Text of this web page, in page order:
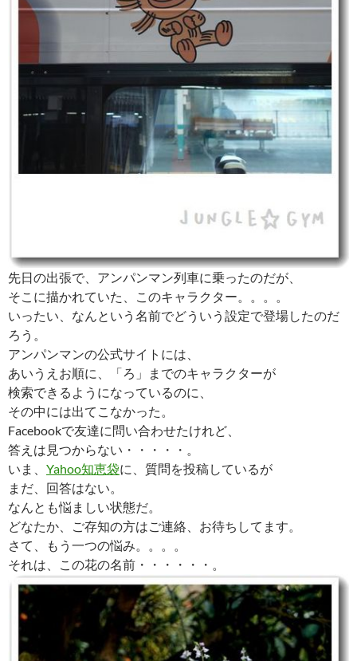
先日の出張で、アンパンマン列車に乗ったのだが、
そこに描かれていた、このキャラクター。。。。
いったい、なんという名前でどういう設定で登場したのだ
ろう。
アンパンマンの公式サイトには、
あいうえお順に、「ろ」までのキャラクターが
検索できるようになっているのに、
その中には出てこなかった。
Facebookで友達に問い合わせたけれど、
答えは見つからない・・・・・。
いま、 Yahoo知恵袋に、質問を投稿しているが
まだ、回答はない。
なんとも悩ましい状態だ。
どなたか、ご存知の方はご連絡、お待ちしてます。
さて、もう一つの悩み。。。。
それは、この花の名前・・・・・・。